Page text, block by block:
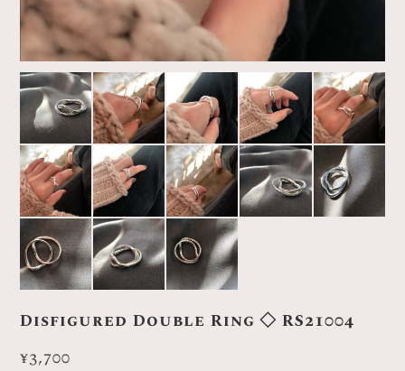
Disfigured Double Ring ◇ RS21004
¥3,700